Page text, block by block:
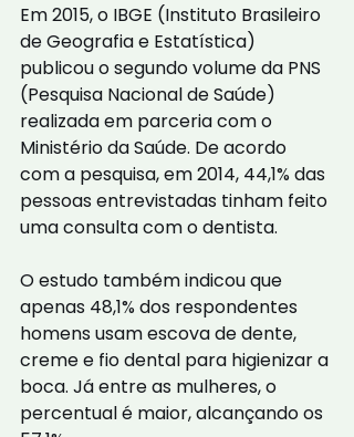
Em 2015, o IBGE (Instituto Brasileiro
de Geografia e Estatística)
publicou o segundo volume da PNS
(Pesquisa Nacional de Saúde)
realizada em parceria com o
Ministério da Saúde. De acordo
com a pesquisa, em 2014, 44,1% das
pessoas entrevistadas tinham feito
uma consulta com o dentista.
O estudo também indicou que
apenas 48,1% dos respondentes
homens usam escova de dente,
creme e fio dental para higienizar a
boca. Já entre as mulheres, o
percentual é maior, alcançando os